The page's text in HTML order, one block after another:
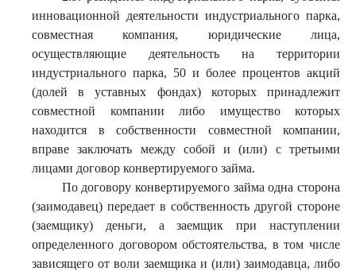
инновационной деятельности индустриального парка,
совместная компания, юридические лица,
осуществляющие деятельность на территории
индустриального парка, 50 и более процентов акций
(долей в уставных фондах) которых принадлежит
совместной компании либо имущество которых
находится в собственности совместной компании,
вправе заключать между собой и (или) с третьими
лицами договор конвертируемого займа.
По договору конвертируемого займа одна сторона
(заимодавец) передает в собственность другой стороне
(заемщику) деньги, а заемщик при наступлении
определенного договором обстоятельства, в том числе
зависящего от воли заемщика и (или) заимодавца, либо